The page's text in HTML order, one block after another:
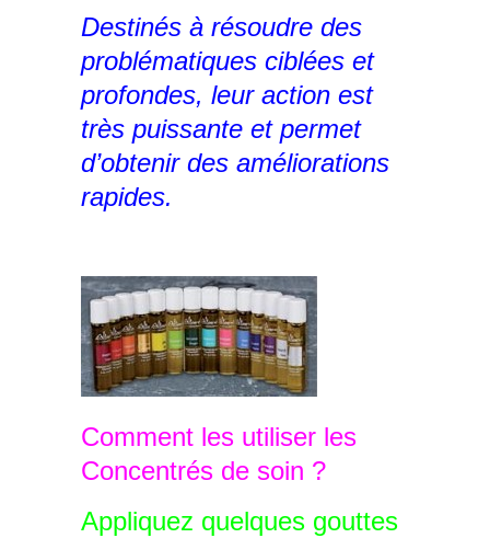
Destinés à résoudre des
problématiques ciblées et
profondes, leur action est
très puissante et permet
d’obtenir des améliorations
rapides.
Comment les utiliser les
Concentrés de soin ?
Appliquez quelques gouttes